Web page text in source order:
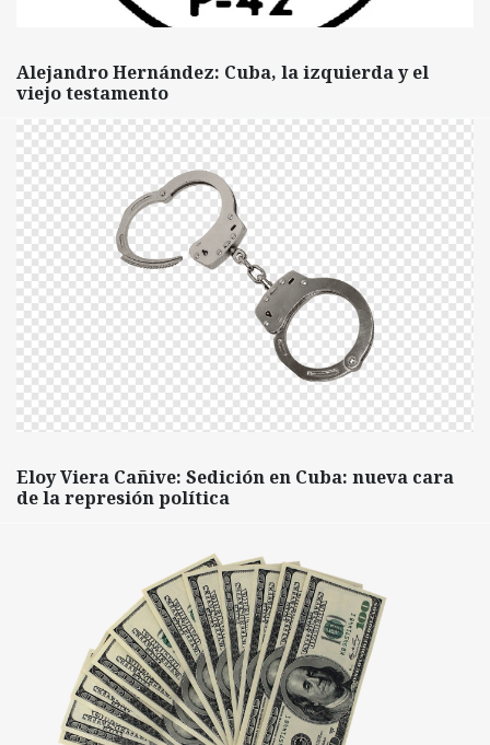
Alejandro Hernández: Cuba, la izquierda y el
viejo testamento
Eloy Viera Cañive: Sedición en Cuba: nueva cara
de la represión política